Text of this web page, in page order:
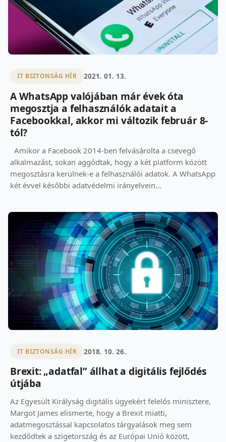
IT BIZTONSÁG HÍR 2021. 01. 13.
A WhatsApp valójában már évek óta
megosztja a felhasználók adatait a
Facebookkal, akkor mi változik február 8-
tól?
Amikor a Facebook 2014-ben felvásárolta a csevegő
alkalmazást, sokan aggódtak, hogy a két platform között
megosztásra kerülnek-e a felhasználói adatok. A WhatsApp
két évvel későbbi adatvédelmi irányelvein...
IT BIZTONSÁG HÍR 2018. 10. 26.
Brexit: „adatfal” állhat a digitális fejlődés
útjába
Az Egyesült Királyság digitális ügyekért felelős minisztere,
Margot James elismerte, hogy a Brexit miatti,
adatmegosztással kapcsolatos tárgyalások meg sem
kezdődtek a szigetország és az Európai Unió között,